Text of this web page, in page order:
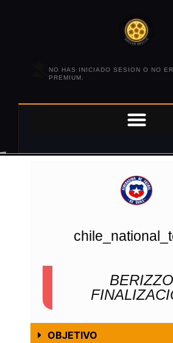
NO HAS INICIADO SESION O NO
PREMIUM.
BERIZZO
OBJETIVO